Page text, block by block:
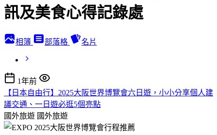
訊及美食心得記錄處
相簿 部落格 名片
1年前
【日本自由行】2025大阪世界博覽會六日遊，小小分享個人建
議交通、一日遊必逛5個亮點
國外旅遊 國外旅遊